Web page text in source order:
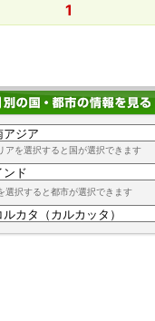
1
アを選択すると国が選択できます
選択すると都市が選択できます